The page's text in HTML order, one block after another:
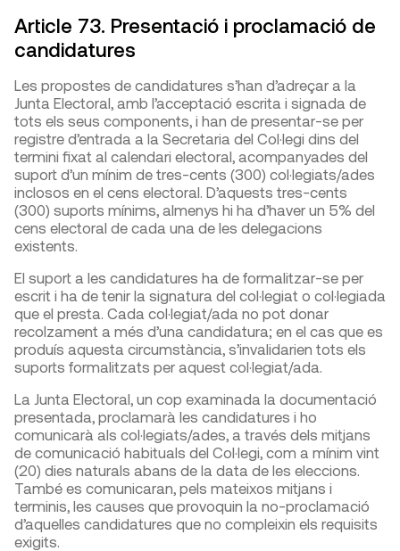
Article 73. Presentació i proclamació de
candidatures
Les propostes de candidatures s’han d’adreçar a la
Junta Electoral, amb l’acceptació escrita i signada de
tots els seus components, i han de presentar-se per
registre d’entrada a la Secretaria del Col·legi dins del
termini fixat al calendari electoral, acompanyades del
suport d’un mínim de tres-cents (300) col·legiats/ades
inclosos en el cens electoral. D’aquests tres-cents
(300) suports mínims, almenys hi ha d’haver un 5% del
cens electoral de cada una de les delegacions
existents.
El suport a les candidatures ha de formalitzar-se per
escrit i ha de tenir la signatura del col·legiat o col·legiada
que el presta. Cada col·legiat/ada no pot donar
recolzament a més d’una candidatura; en el cas que es
produís aquesta circumstància, s’invalidarien tots els
suports formalitzats per aquest col·legiat/ada.
La Junta Electoral, un cop examinada la documentació
presentada, proclamarà les candidatures i ho
comunicarà als col·legiats/ades, a través dels mitjans
de comunicació habituals del Col·legi, com a mínim vint
(20) dies naturals abans de la data de les eleccions.
També es comunicaran, pels mateixos mitjans i
terminis, les causes que provoquin la no-proclamació
d’aquelles candidatures que no compleixin els requisits
exigits.